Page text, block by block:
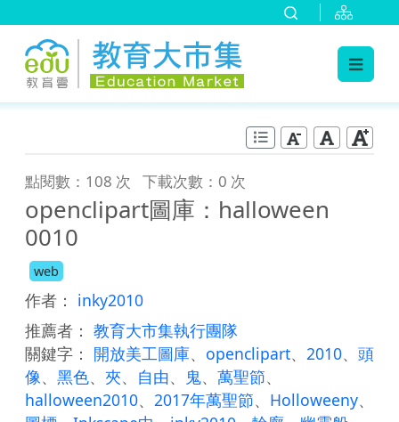
點閱數：108 次 下載次數：0 次
openclipart圖庫：halloween
0010
web
作者： inky2010
推薦者： 教育大市集執行團隊
關鍵字： 開放美工圖庫、 openclipart、 2010、 頭
像、 黑色、 夾、 自由、 鬼、 萬聖節、
halloween2010、 2017年萬聖節、 Holloweeny、